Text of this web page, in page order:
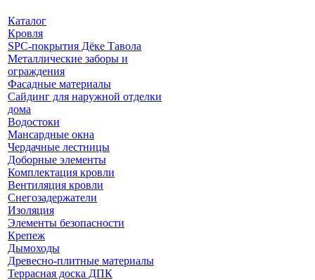
Каталог
Кровля
SPC-покрытия Дёке Тавола
Металлические заборы и
ограждения
Фасадные материалы
Сайдинг для наружной отделки
дома
Водостоки
Мансардные окна
Чердачные лестницы
Доборные элементы
Комплектация кровли
Вентиляция кровли
Снегозадержатели
Изоляция
Элементы безопасности
Крепеж
Дымоходы
Древесно-плитные материалы
Террасная доска ДПК